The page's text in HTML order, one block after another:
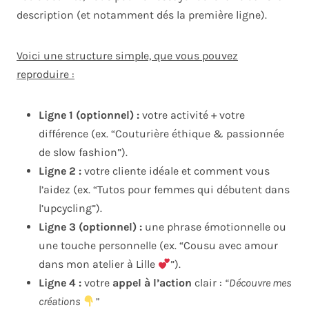
description (et notamment dés la première ligne).
Voici une structure simple, que vous pouvez
reproduire :
Ligne 1 (optionnel) : votre activité + votre
différence (ex. “Couturière éthique & passionnée
de slow fashion”).
Ligne 2 : votre cliente idéale et comment vous
l’aidez (ex. “Tutos pour femmes qui débutent dans
l’upcycling”).
Ligne 3 (optionnel) : une phrase émotionnelle ou
une touche personnelle (ex. “Cousu avec amour
dans mon atelier à Lille
”).
Ligne 4 : votre appel à l’action clair : “Découvre mes
créations
”